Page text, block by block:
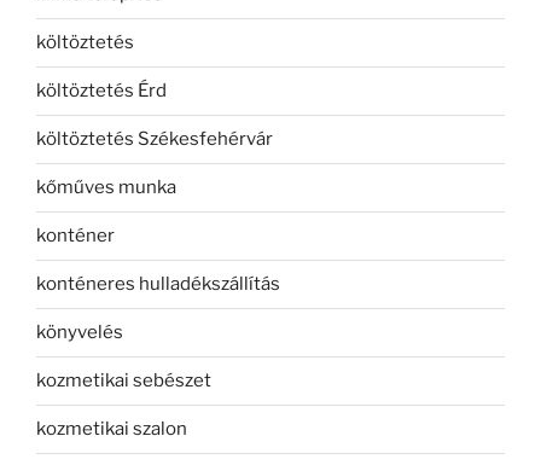
költöztetés
költöztetés Érd
költöztetés Székesfehérvár
kőműves munka
konténer
konténeres hulladékszállítás
könyvelés
kozmetikai sebészet
kozmetikai szalon